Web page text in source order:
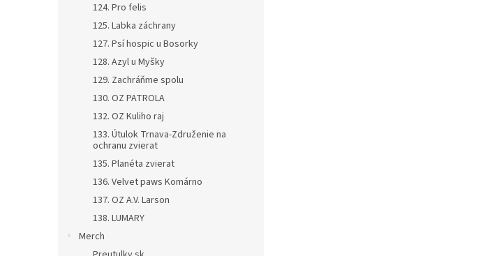
124. Pro felis
125. Labka záchrany
127. Psí hospic u Bosorky
128. Azyl u Myšky
129. Zachráňme spolu
130. OZ PATROLA
132. OZ Kuliho raj
133. Útulok Trnava-Združenie na
ochranu zvierat
135. Planéta zvierat
136. Velvet paws Komárno
137. OZ A.V. Larson
138. LUMARY
Merch